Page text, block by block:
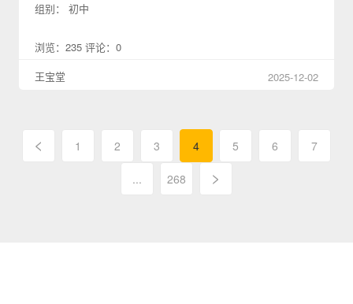
组别： 初中
浏览：235 评论：0
王宝堂
2025-12-02
< 1 2 3 4 5 6 7
... 268 >